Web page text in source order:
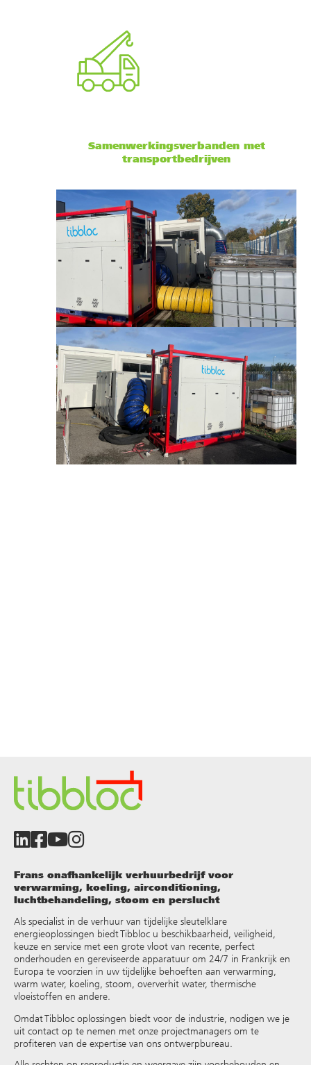
Samenwerkingsverbanden met
transportbedrijven
Frans onafhankelijk verhuurbedrijf voor
verwarming, koeling, airconditioning,
luchtbehandeling, stoom en perslucht
Als specialist in de verhuur van tijdelijke sleutelklare
energieoplossingen biedt Tibbloc u beschikbaarheid, veiligheid,
keuze en service met een grote vloot van recente, perfect
onderhouden en gereviseerde apparatuur om 24/7 in Frankrijk en
Europa te voorzien in uw tijdelijke behoeften aan verwarming,
warm water, koeling, stoom, oververhit water, thermische
vloeistoffen en andere
Omdat Tibbloc oplossingen biedt voor de industrie, nodigen we je
uit contact op te nemen met onze projectmanagers om te
profiteren van de expertise van ons ontwerpbureau.